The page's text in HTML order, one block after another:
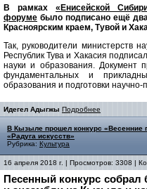
В рамках «Енисейской
форуме было подписано ещё
Красноярским краем, Тувой и
Так, руководители министерств
Республик Тува и Хакасия
науки и образования. Документ
фундаментальных и
образования и подготовки научно-
Идегел Адыгжы Подробнее
В Кызыле прошел конкурс «Весенние
«Радуга искусств»
Рубрика: Культура
16 апреля 2018 г. | Просмотров: 3308 |
Песенный конкурс собрал